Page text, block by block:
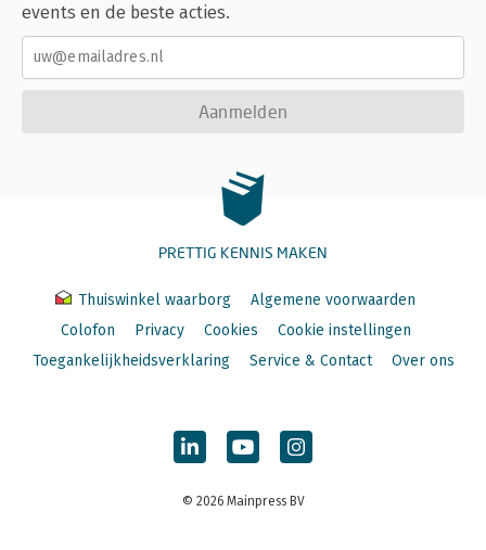
events en de beste acties.
Aanmelden
PRETTIG KENNIS MAKEN
Thuiswinkel waarborg
Algemene voorwaarden
Colofon
Privacy Cookies
Cookie instellingen
Toegankelijkheidsverklaring
Service & Contact Over ons
© 2026 Mainpress BV